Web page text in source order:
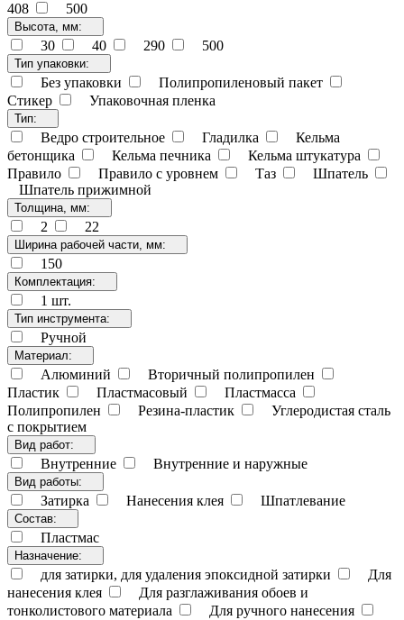
408
500
Высота, мм:
30 40 290 500
Тип упаковки:
Без упаковки
Полипропиленовый пакет
Стикер
Упаковочная пленка
Тип:
Ведро строительное Гладилка
Кельма
бетонщика
Кельма печника
Кельма штукатура
Правило
Правило с уровнем Таз
Шпатель
Шпатель прижимной
Толщина, мм:
2 22
Ширина рабочей части, мм:
150
Комплектация:
1 шт.
Тип инструмента:
Ручной
Материал:
Алюминий
Вторичный полипропилен
Пластик
Пластмасовый
Пластмасса
Полипропилен
Резина-пластик
Углеродистая сталь
с покрытием
Вид работ:
Внутренние Внутренние и наружные
Вид работы:
Затирка Нанесения клея Шпатлевание
Состав:
Пластмас
Назначение:
для затирки, для удаления эпоксидной затирки
Для
нанесения клея
Для разглаживания обоев и
тонколистового материала
Для ручного нанесения